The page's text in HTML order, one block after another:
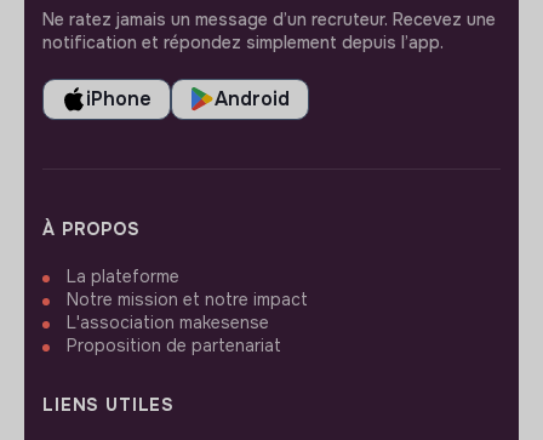
Ne ratez jamais un message d’un recruteur. Recevez une
notification et répondez simplement depuis l’app.
iPhone Android
À PROPOS
La plateforme
Notre mission et notre impact
L'association makesense
Proposition de partenariat
LIENS UTILES